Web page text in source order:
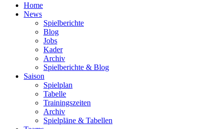
Home
News
Spielberichte
Blog
Jobs
Kader
Archiv
Spielberichte & Blog
Saison
Spielplan
Tabelle
Trainingszeiten
Archiv
Spielpläne & Tabellen